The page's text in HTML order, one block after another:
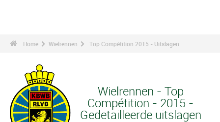
Home Wielrennen Top Compétition 2015 - Uitslagen
Wielrennen - Top
Compétition - 2015 -
Gedetailleerde uitslagen